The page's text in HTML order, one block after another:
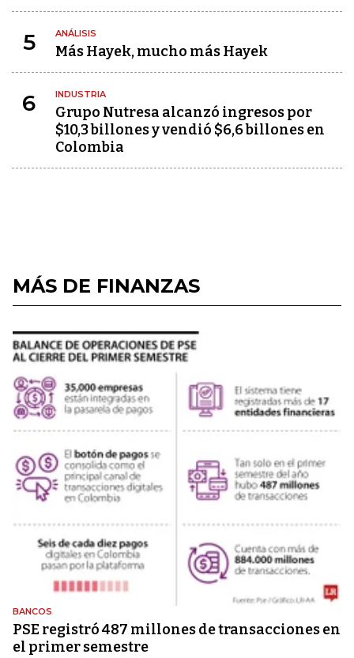
5 ANÁLISIS
Más Hayek, mucho más Hayek
6 INDUSTRIA
Grupo Nutresa alcanzó ingresos por
$10,3 billones y vendió $6,6 billones en
Colombia
MÁS DE FINANZAS
BANCOS
PSE registró 487 millones de transacciones en
el primer semestre